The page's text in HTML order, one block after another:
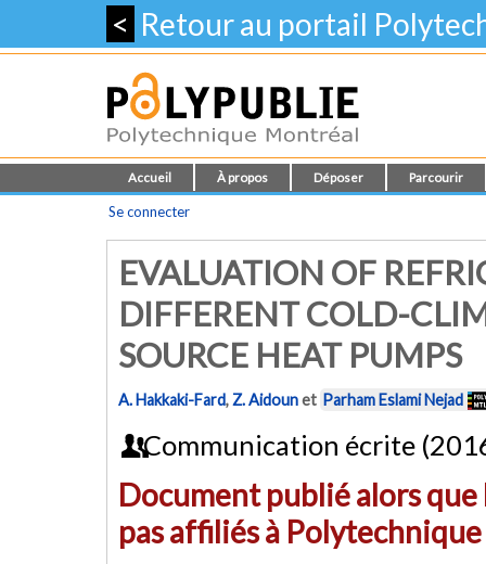
< Retour au portail
Accueil À propos Déposer Parcourir
Se connecter
EVALUATION OF
DIFFERENT COLD-
SOURCE HEAT PUMPS
A. Hakkaki-Fard, Z. Aidounet Parham Eslami Nejad
Communication écrite
Document publié alors
pas affiliés à